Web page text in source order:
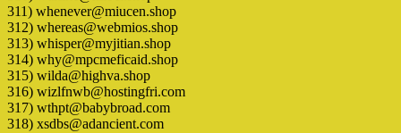
311) whenever@miucen.shop
312) whereas@webmios.shop
313) whisper@myjitian.shop
314) why@mpcmeficaid.shop
315) wilda@highva.shop
316) wizlfnwb@hostingfri.com
317) wthpt@babybroad.com
318) xsdbs@adancient.com